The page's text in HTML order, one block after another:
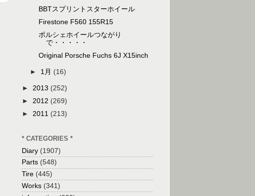
BBTスプリントスターホイール
Firestone F560 155R15
ポルシェホイールつながり
で・・・・・
Original Porsche Fuchs 6J X15inch
► 1月 (16)
► 2013 (252)
► 2012 (269)
► 2011 (213)
* CATEGORIES *
Diary (1907)
Parts (548)
Tire (445)
Works (341)